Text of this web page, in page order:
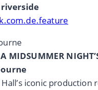
MIDSUMMER
iconic production